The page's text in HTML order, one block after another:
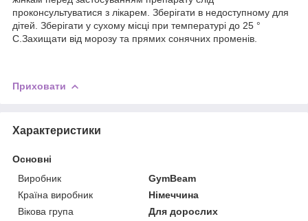
проконсультуватися з лікарем. Зберігати в недоступному для
дітей. Зберігати у сухому місці при температурі до 25 °
C.Захищати від морозу та прямих сонячних променів.
Приховати
Характеристики
Основні
Виробник
GymBeam
Країна виробник
Німеччина
Вікова група
Для дорослих